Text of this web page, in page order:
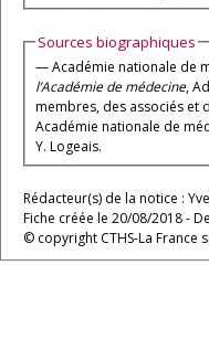
Sources biographiques
— Académie nationale de
l’Académie de médecine,
membres, des associés et
Académie nationale de
Y. Logeais.
Rédacteur(s) de la notice :
Fiche créée le 20/08/2018 -
© copyright CTHS-La France